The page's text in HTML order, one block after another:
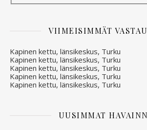
VIIMEISIMMÄT
Kapinen kettu, länsikeskus, Turku
Kapinen kettu, länsikeskus, Turku
Kapinen kettu, länsikeskus, Turku
Kapinen kettu, länsikeskus, Turku
Kapinen kettu, länsikeskus, Turku
UUSIMMAT